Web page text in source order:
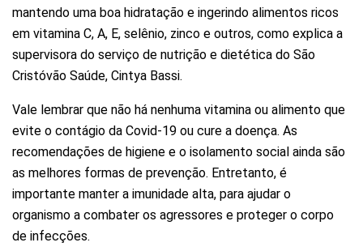
mantendo uma boa hidratação e ingerindo alimentos ricos
em vitamina C, A, E, selênio, zinco e outros, como explica a
supervisora do serviço de nutrição e dietética do São
Cristóvão Saúde, Cintya Bassi.
Vale lembrar que não há nenhuma vitamina ou alimento que
evite o contágio da Covid-19 ou cure a doença. As
recomendações de higiene e o isolamento social ainda são
as melhores formas de prevenção. Entretanto, é
importante manter a imunidade alta, para ajudar o
organismo a combater os agressores e proteger o corpo
de infecções.